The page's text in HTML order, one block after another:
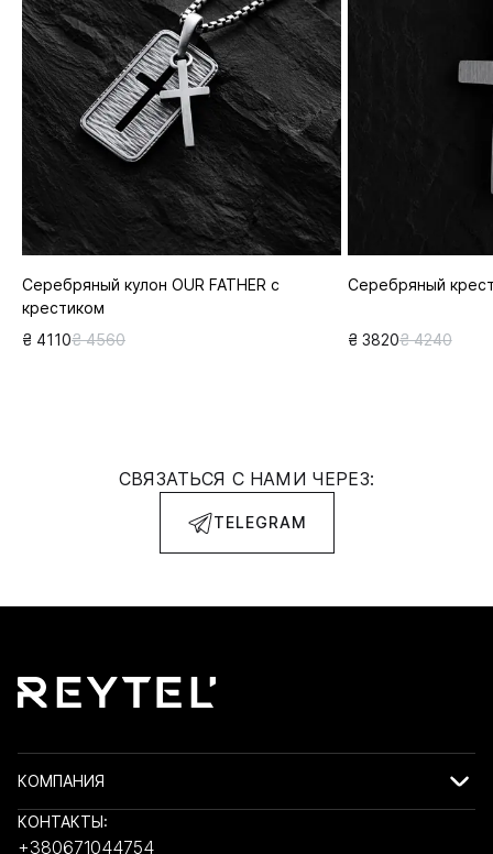
Серебряный кулон OUR FATHER с
крестиком
₴ 4110₴ 4560
Серебряный крест
₴ 3820₴ 4240
СВЯЗАТЬСЯ С НАМИ ЧЕРЕЗ:
TELEGRAM
КОМПАНИЯ
КОНТАКТЫ:
+380671044754